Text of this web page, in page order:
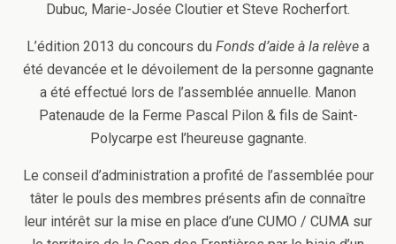
Dubuc, Marie-Josée Cloutier et Steve Rocherfort.
L’édition 2013 du concours du Fonds d’aide à la relève a
été devancée et le dévoilement de la personne gagnante
a été effectué lors de l’assemblée annuelle. Manon
Patenaude de la Ferme Pascal Pilon & fils de Saint-
Polycarpe est l’heureuse gagnante.
Le conseil d’administration a profité de l’assemblée pour
tâter le pouls des membres présents afin de connaître
leur intérêt sur la mise en place d’une CUMO / CUMA sur